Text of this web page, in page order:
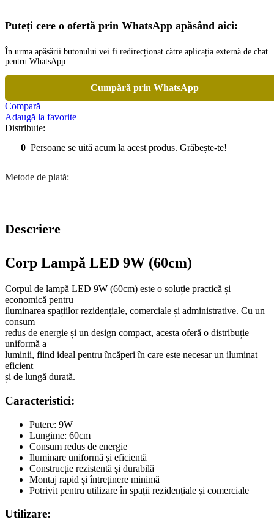
Puteți cere o ofertă prin WhatsApp apăsând aici:
În urma apăsării butonului vei fi redirecționat către aplicația externă de chat
pentru WhatsApp.
Cumpără prin WhatsApp
Compară
Adaugă la favorite
Distribuie:
0 Persoane se uită acum la acest produs. Grăbește-te!
Metode de plată:
Descriere
Corp Lampă LED 9W (60cm)
Corpul de lampă LED 9W (60cm) este o soluție practică și
economică pentru
iluminarea spațiilor rezidențiale, comerciale și administrative. Cu un
consum
redus de energie și un design compact, acesta oferă o distribuție
uniformă a
luminii, fiind ideal pentru încăperi în care este necesar un iluminat
eficient
și de lungă durată.
Caracteristici:
Putere: 9W
Lungime: 60cm
Consum redus de energie
Iluminare uniformă și eficientă
Construcție rezistentă și durabilă
Montaj rapid și întreținere minimă
Potrivit pentru utilizare în spații rezidențiale și comerciale
Utilizare: